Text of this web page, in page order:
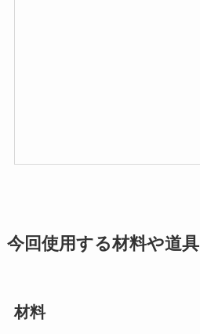
今回使用する材料や道具
材料